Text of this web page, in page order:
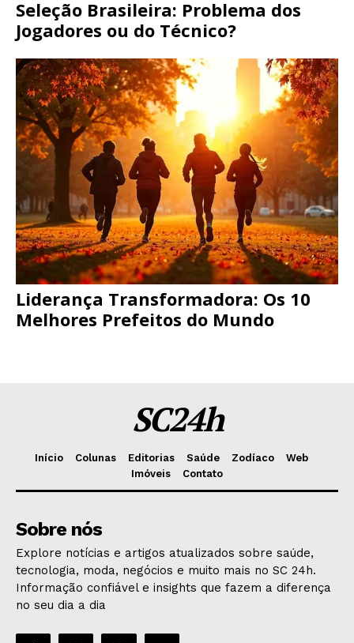
Seleção Brasileira: Problema dos
Jogadores ou do Técnico?
Liderança Transformadora: Os 10
Melhores Prefeitos do Mundo
SC24h
Início Colunas Editorias Saúde Zodíaco
Web
Imóveis
Contato
Sobre nós
Explore notícias e artigos atualizados sobre saúde,
tecnologia, moda, negócios e muito mais no SC 24h.
Informação confiável e insights que fazem a diferença
no seu dia a dia